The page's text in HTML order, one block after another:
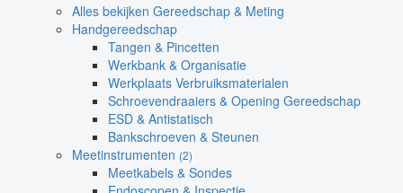
Alles bekijken Gereedschap & Meting
Handgereedschap
Tangen & Pincetten
Werkbank & Organisatie
Werkplaats Verbruiksmaterialen
Schroevendraaiers & Opening Gereedschap
ESD & Antistatisch
Bankschroeven & Steunen
Meetinstrumenten (2)
Meetkabels & Sondes